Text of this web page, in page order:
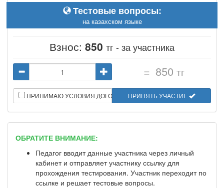
Тестовые вопросы:
на казахском языке
Взнос: 850 тг - за участника
= 850 тг
ПРИНИМАЮ УСЛОВИЯ ДОГОВОРА ПРИНЯТЬ УЧАСТИЕ
ОБРАТИТЕ ВНИМАНИЕ:
Педагог вводит данные участника через личный
кабинет и отправляет участнику ссылку для
прохождения тестирования. Участник переходит по
ссылке и решает тестовые вопросы.